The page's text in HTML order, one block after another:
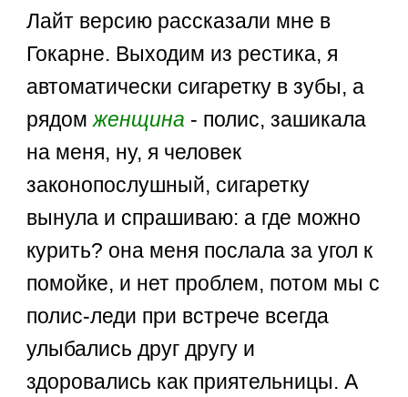
Лайт версию рассказали мне в
Гокарне. Выходим из рестика, я
автоматически сигаретку в зубы, а
рядомженщина - полис, зашикала
на меня, ну, я человек
законопослушный, сигаретку
вынула и спрашиваю: а где можно
курить? она меня послала за угол к
помойке, и нет проблем, потом мы с
полис-леди при встрече всегда
улыбались друг другу и
здоровались как приятельницы. А